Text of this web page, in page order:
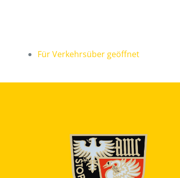
Für Verkehrsüber geöffnet